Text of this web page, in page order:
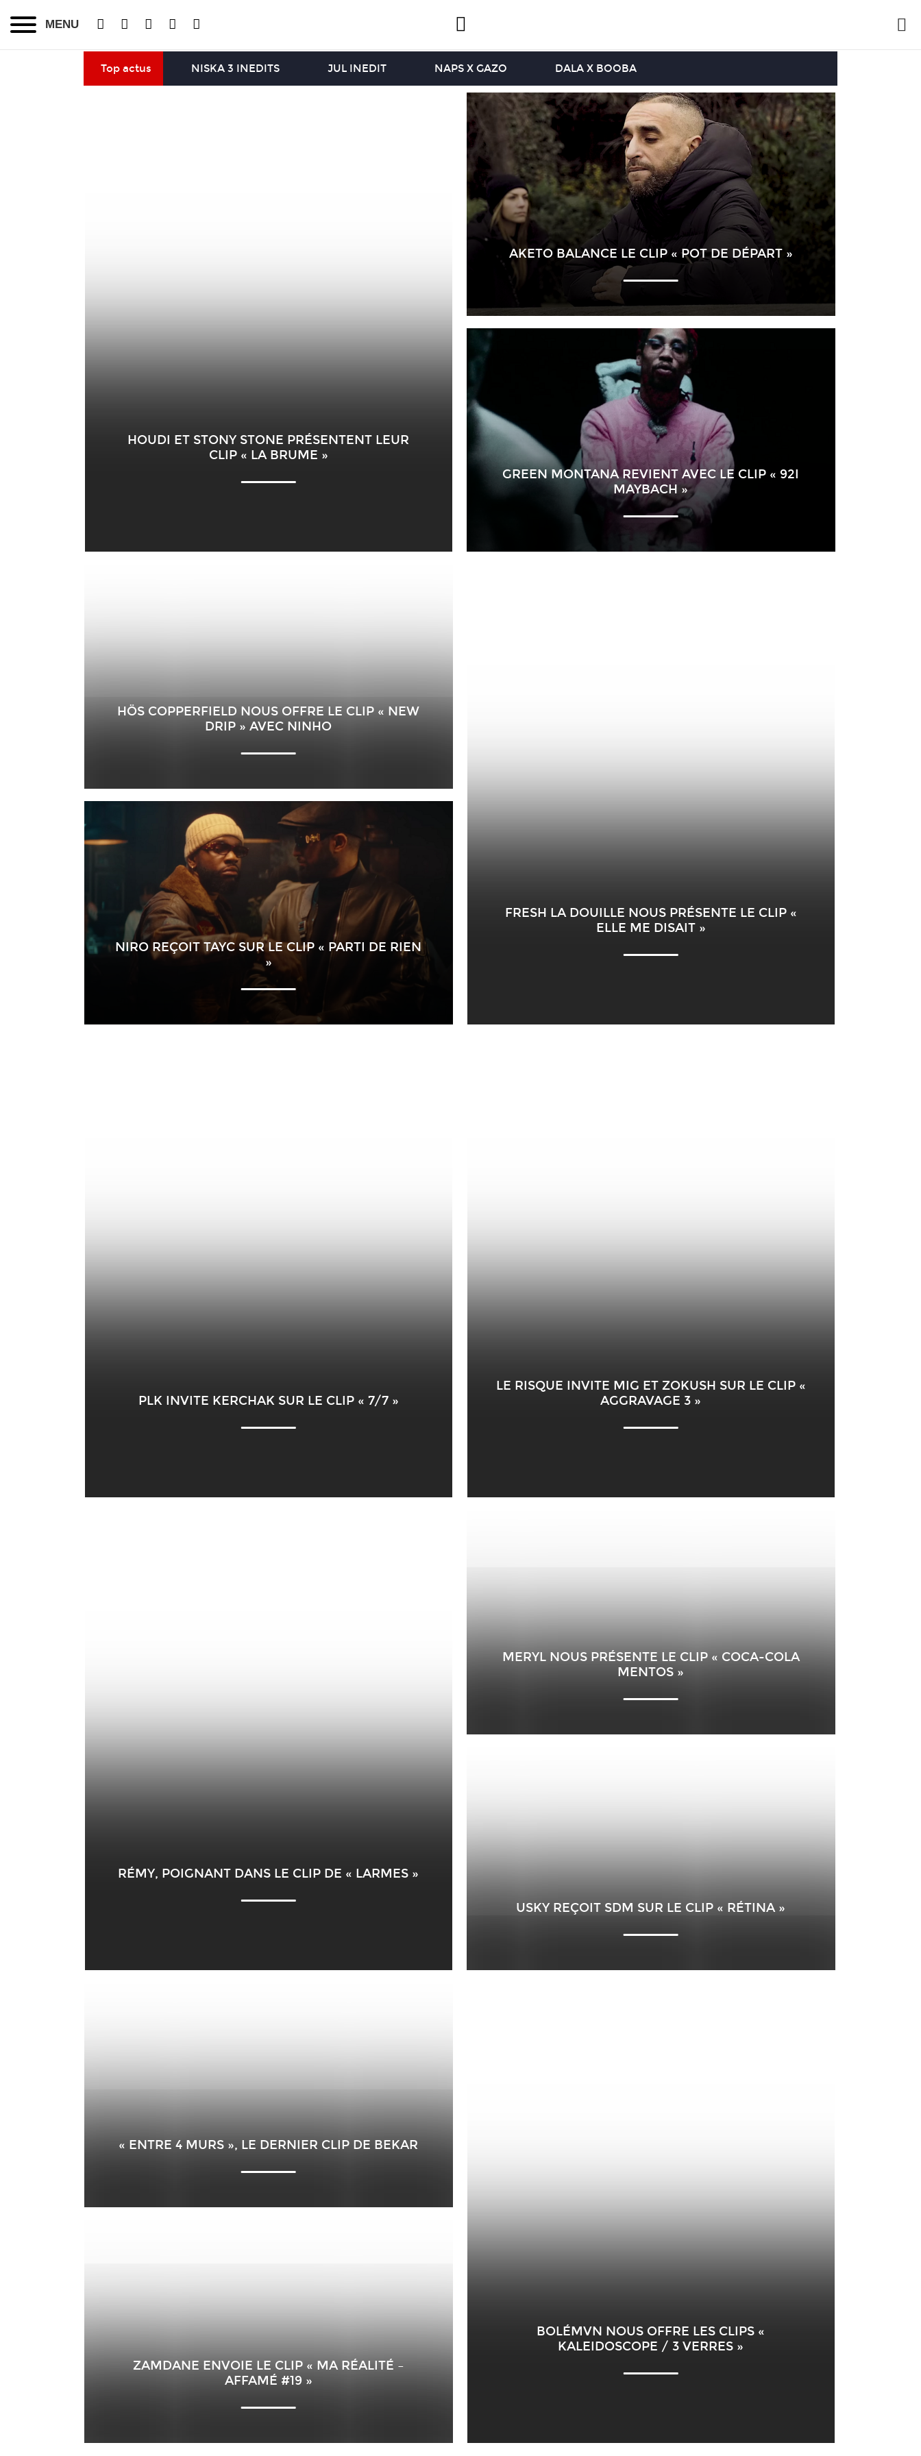
MENU
Top actus NISKA 3 INEDITS JUL INEDIT NAPS X GAZO DALA X BOOBA
HOUDI ET STONY STONE PRÉSENTENT LEUR
CLIP « LA BRUME »
AKETO BALANCE LE CLIP « POT DE DÉPART »
GREEN MONTANA REVIENT AVEC LE CLIP « 92I
MAYBACH »
HÖS COPPERFIELD NOUS OFFRE LE CLIP « NEW
DRIP » AVEC NINHO
NIRO REÇOIT TAYC SUR LE CLIP « PARTI DE RIEN
»
FRESH LA DOUILLE NOUS PRÉSENTE LE CLIP «
ELLE ME DISAIT »
PLK INVITE KERCHAK SUR LE CLIP « 7/7 »
LE RISQUE INVITE MIG ET ZOKUSH SUR LE CLIP «
AGGRAVAGE 3 »
RÉMY, POIGNANT DANS LE CLIP DE « LARMES »
MERYL NOUS PRÉSENTE LE CLIP « COCA-COLA
MENTOS »
USKY REÇOIT SDM SUR LE CLIP « RÉTINA »
« ENTRE 4 MURS », LE DERNIER CLIP DE BEKAR
ZAMDANE ENVOIE LE CLIP « MA RÉALITÉ –
AFFAMÉ #19 »
BOLÉMVN NOUS OFFRE LES CLIPS «
KALEIDOSCOPE / 3 VERRES »